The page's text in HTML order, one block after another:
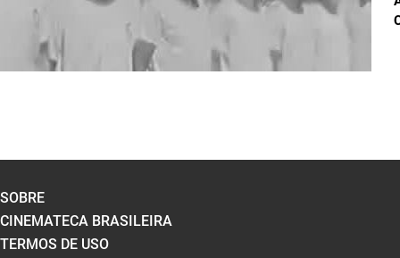
SOBRE
CINEMATECA BRASILEIRA
TERMOS DE USO